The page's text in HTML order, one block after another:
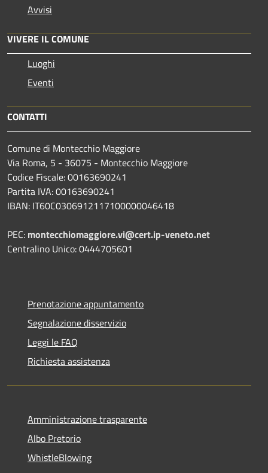
Avvisi
VIVERE IL COMUNE
Luoghi
Eventi
CONTATTI
Comune di Montecchio Maggiore
Via Roma, 5 - 36075 - Montecchio Maggiore
Codice Fiscale: 00163690241
Partita IVA: 00163690241
IBAN: IT60C0306912117100000046418
PEC: montecchiomaggiore.vi@cert.ip-veneto.net
Centralino Unico: 0444705601
Prenotazione appuntamento
Segnalazione disservizio
Leggi le FAQ
Richiesta assistenza
Amministrazione trasparente
Albo Pretorio
WhistleBlowing